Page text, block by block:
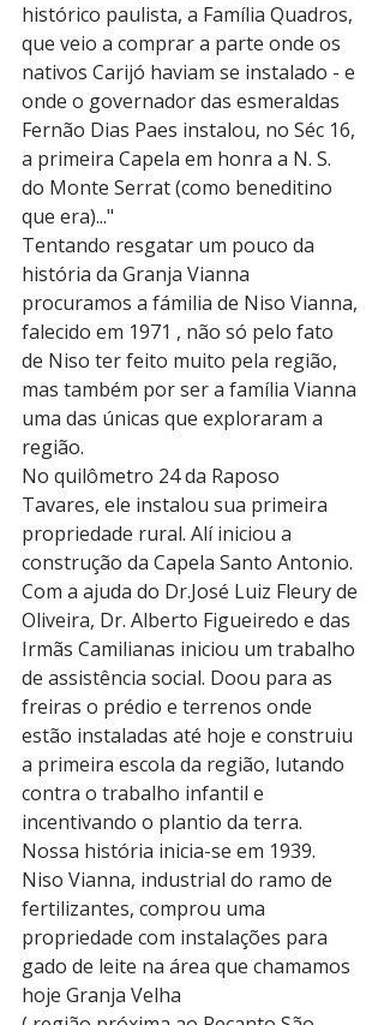
histórico paulista, a Família Quadros,
que veio a comprar a parte onde os
nativos Carijó haviam se instalado - e
onde o governador das esmeraldas
Fernão Dias Paes instalou, no Séc 16,
a primeira Capela em honra a N. S.
do Monte Serrat (como beneditino
que era)..."
Tentando resgatar um pouco da
história da Granja Vianna
procuramos a fámilia de Niso Vianna,
falecido em 1971 , não só pelo fato
de Niso ter feito muito pela região,
mas também por ser a família Vianna
uma das únicas que exploraram a
região.
No quilômetro 24 da Raposo
Tavares, ele instalou sua primeira
propriedade rural. Alí iniciou a
construção da Capela Santo Antonio.
Com a ajuda do Dr.José Luiz Fleury de
Oliveira, Dr. Alberto Figueiredo e das
Irmãs Camilianas iniciou um trabalho
de assistência social. Doou para as
freiras o prédio e terrenos onde
estão instaladas até hoje e construiu
a primeira escola da região, lutando
contra o trabalho infantil e
incentivando o plantio da terra.
Nossa história inicia-se em 1939.
Niso Vianna, industrial do ramo de
fertilizantes, comprou uma
propriedade com instalações para
gado de leite na área que chamamos
hoje Granja Velha